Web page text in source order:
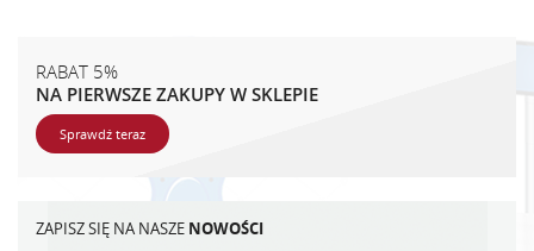
RABAT 5%
NA PIERWSZE ZAKUPY W SKLEPIE
Sprawdź teraz
ZAPISZ SIĘ NA NASZE NOWOŚCI